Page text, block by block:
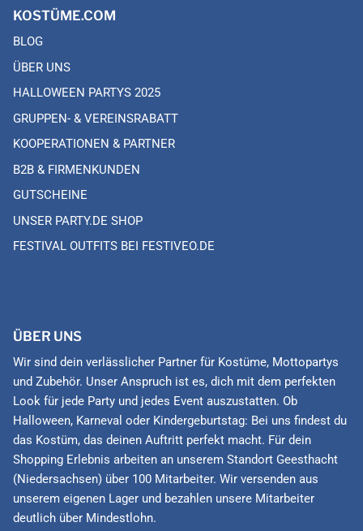
KOSTÜME.COM
BLOG
ÜBER UNS
HALLOWEEN PARTYS 2025
GRUPPEN- & VEREINSRABATT
KOOPERATIONEN & PARTNER
B2B & FIRMENKUNDEN
GUTSCHEINE
UNSER PARTY.DE SHOP
FESTIVAL OUTFITS BEI FESTIVEO.DE
ÜBER UNS
Wir sind dein verlässlicher Partner für Kostüme, Mottopartys
und Zubehör. Unser Anspruch ist es, dich mit dem perfekten
Look für jede Party und jedes Event auszustatten. Ob
Halloween, Karneval oder Kindergeburtstag: Bei uns findest du
das Kostüm, das deinen Auftritt perfekt macht. Für dein
Shopping Erlebnis arbeiten an unserem Standort Geesthacht
(Niedersachsen) über 100 Mitarbeiter. Wir versenden aus
unserem eigenen Lager und bezahlen unsere Mitarbeiter
deutlich über Mindestlohn.